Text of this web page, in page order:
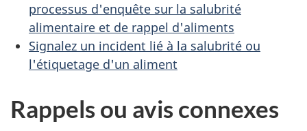
processus d'enquête sur la salubrité
alimentaire et de rappel d'aliments
Signalez un incident lié à la salubrité ou
l'étiquetage d'un aliment
Rappels ou avis connexes